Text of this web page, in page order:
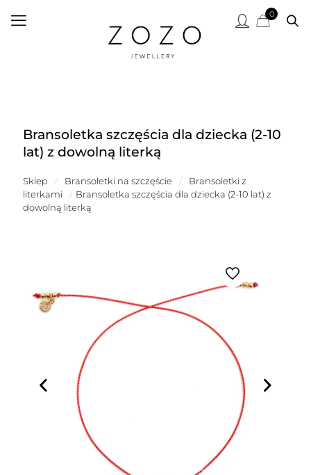
0
Bransoletka szczęścia dla dziecka (2-10
lat) z dowolną literką
Sklep / Bransoletki na szczęście /
Bransoletki z
literkami
/ Bransoletka szczęścia dla dziecka (2-10 lat) z
dowolną literką